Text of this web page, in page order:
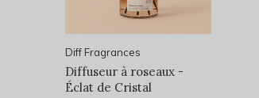
Diff Fragrances
Diffuseur à roseaux -
Éclat de Cristal